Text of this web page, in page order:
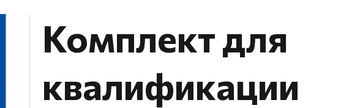
Комплект для
квалификации